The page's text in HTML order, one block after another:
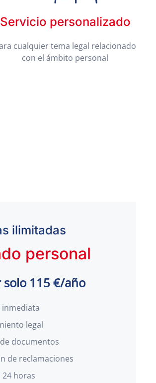
Servicio personalizado
cualquier tema legal relacionado
con el ámbito personal
ilimitadas
personal
solo 115 €/año
inmediata
legal
documentos
de reclamaciones
horas